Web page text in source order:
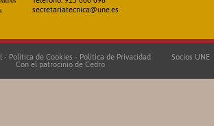
secretariatecnica@une.es
- Política de Cookies - Política de Privacidad
Socios UNE
Con el patrocinio de Cedro